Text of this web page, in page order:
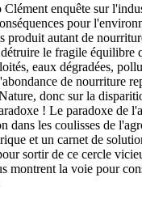
enquête sur
pour
produit autant de
le fragile équilibre
eaux dégradées,
de nourriture
donc sur la
! Le paradoxe de
dans les coulisses de
et un carnet de
sortir de ce cercle
montrent la voie pour